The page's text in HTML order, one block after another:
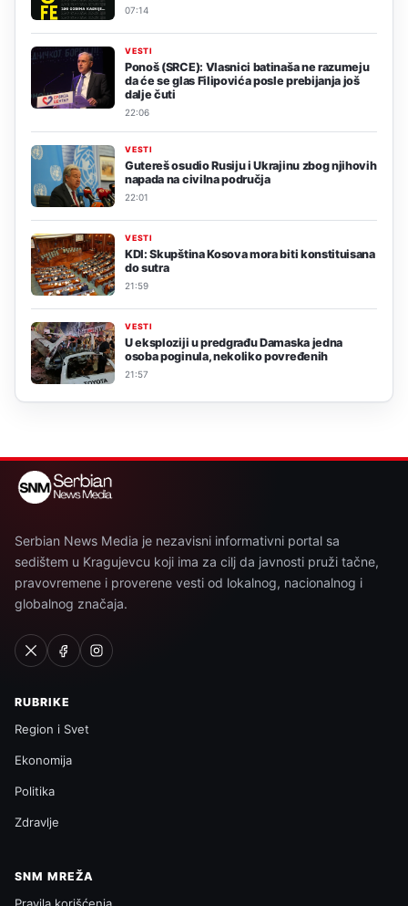
07:14
VESTI
Ponoš (SRCE): Vlasnici batinaša ne razumeju
da će se glas Filipovića posle prebijanja još
dalje čuti
22:06
VESTI
Gutereš osudio Rusiju i Ukrajinu zbog njihovih
napada na civilna područja
22:01
VESTI
KDI: Skupština Kosova mora biti konstituisana
do sutra
21:59
VESTI
U eksploziji u predgrađu Damaska jedna
osoba poginula, nekoliko povređenih
21:57
Serbian News Media je nezavisni informativni portal sa
sedištem u Kragujevcu koji ima za cilj da javnosti pruži tačne,
pravovremene i proverene vesti od lokalnog, nacionalnog i
globalnog značaja.
RUBRIKE
Region i Svet
Ekonomija
Politika
Zdravlje
SNM MREŽA